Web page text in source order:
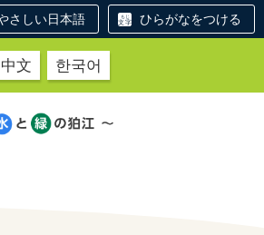
さしい日本語 ひらがなをつける
中文 한국어